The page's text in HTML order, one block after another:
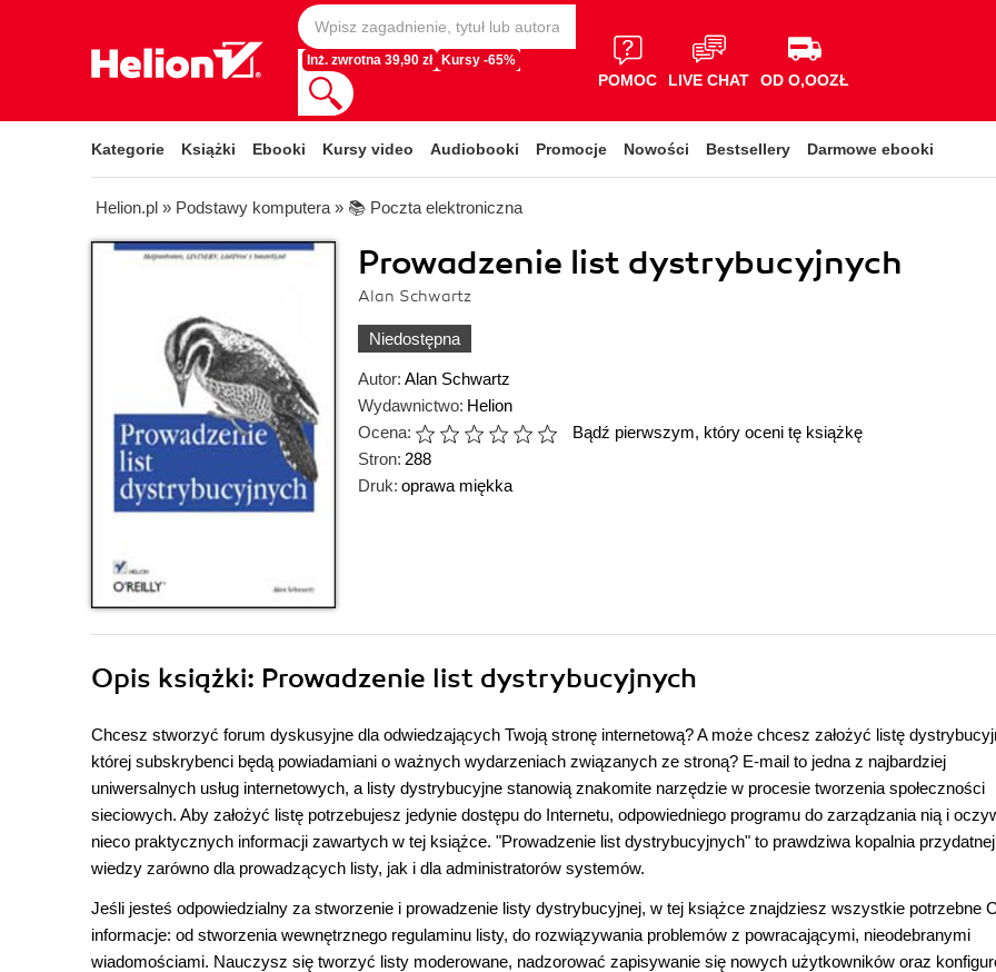
Inż. zwrotna 39,90 zł Kursy -65%
POMOC LIVE CHAT OD O,OOZŁ
Kategorie Książki Ebooki Kursy video Audiobooki Promocje Nowości Bestsellery Darmowe ebooki
Helion.pl » Podstawy komputera » 📚 Poczta elektroniczna
Prowadzenie list dystrybucyjnych
Alan Schwartz
Niedostępna
Autor: Alan Schwartz
Wydawnictwo: Helion
Ocena:
Bądź pierwszym, który oceni tę książkę
Stron: 288
Druk: oprawa miękka
Opis książki: Prowadzenie list dystrybucyjnych
Chcesz stworzyć forum dyskusyjne dla odwiedzających Twoją stronę internetową? A może chcesz założyć listę
której subskrybenci będą powiadamiani o ważnych wydarzeniach związanych ze stroną? E-mail to jedna z najbardziej
uniwersalnych usług internetowych, a listy dystrybucyjne stanowią znakomite narzędzie w procesie tworzenia społeczności
sieciowych. Aby założyć listę potrzebujesz jedynie dostępu do Internetu, odpowiedniego programu do zarządzania nią i
nieco praktycznych informacji zawartych w tej książce. "Prowadzenie list dystrybucyjnych" to prawdziwa kopalnia przydatnej
wiedzy zarówno dla prowadzących listy, jak i dla administratorów systemów.
Jeśli jesteś odpowiedzialny za stworzenie i prowadzenie listy dystrybucyjnej, w tej książce znajdziesz wszystkie potrzebne
informacje: od stworzenia wewnętrznego regulaminu listy, do rozwiązywania problemów z powracającymi, nieodebranymi
wiadomościami. Nauczysz się tworzyć listy moderowane, nadzorować zapisywanie się nowych użytkowników oraz